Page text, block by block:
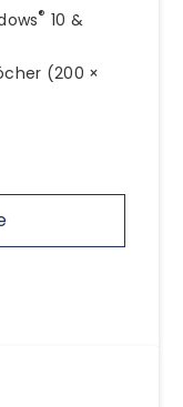
® 10 &
(200 ×